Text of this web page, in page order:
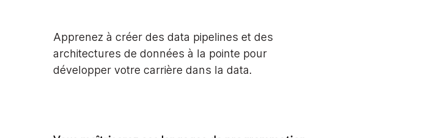
Apprenez à créer des data pipelines et des
architectures de données à la pointe pour
développer votre carrière dans la data.